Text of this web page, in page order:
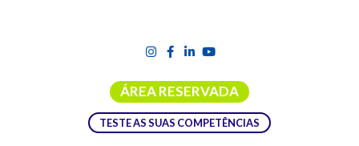
ÁREA RESERVADA
TESTE AS SUAS COMPETÊNCIAS